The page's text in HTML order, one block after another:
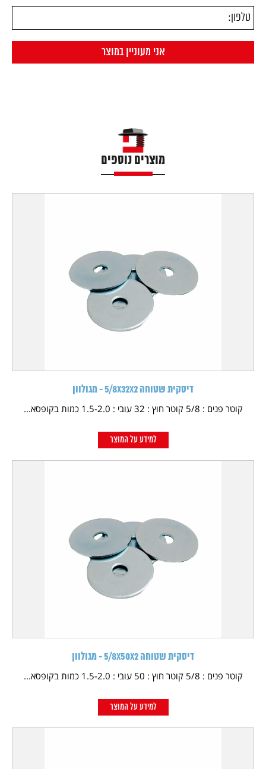
מוצרים נוספים
דיסקית שטוחה 5/8X32X2 - מגולוון
קוטר פנים : 5/8 קוטר חוץ : 32 עובי : 1.5-2.0 כמות בקופסא...
למידע על המוצר
דיסקית שטוחה 5/8X50X2 - מגולוון
קוטר פנים : 5/8 קוטר חוץ : 50 עובי : 1.5-2.0 כמות בקופסא...
למידע על המוצר